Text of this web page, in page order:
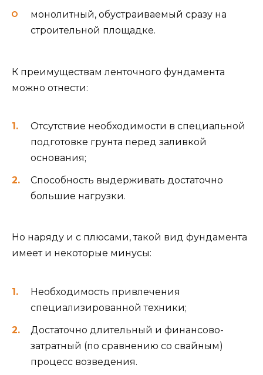
монолитный, обустраиваемый сразу на
строительной площадке.
К преимуществам ленточного фундамента
можно отнести:
Отсутствие необходимости в специальной
подготовке грунта перед заливкой
основания;
Способность выдерживать достаточно
большие нагрузки.
Но наряду и с плюсами, такой вид фундамента
имеет и некоторые минусы:
Необходимость привлечения
специализированной техники;
Достаточно длительный и финансово-
затратный (по сравнению со свайным)
процесс возведения.